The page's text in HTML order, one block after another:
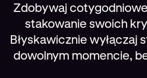
Zdobywaj
stakowanie swoich
Błyskawicznie wyłączaj
dowolnym momencie,